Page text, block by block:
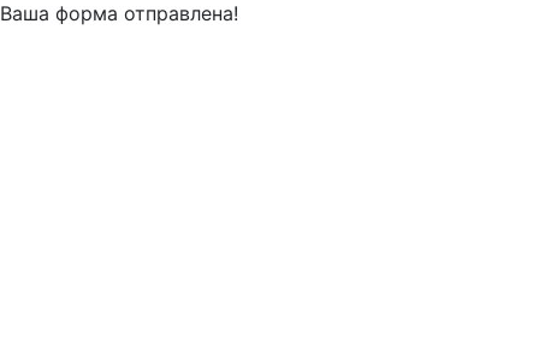
Ваша форма отправлена!